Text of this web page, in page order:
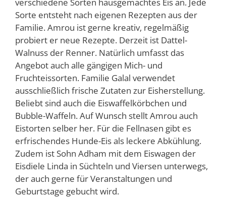
verschiedene Sorten hausgemachtes Eis an. Jede
Sorte entsteht nach eigenen Rezepten aus der
Familie. Amrou ist gerne kreativ, regelmäßig
probiert er neue Rezepte. Derzeit ist Dattel-
Walnuss der Renner. Natürlich umfasst das
Angebot auch alle gängigen Mich- und
Fruchteissorten. Familie Galal verwendet
ausschließlich frische Zutaten zur Eisherstellung.
Beliebt sind auch die Eiswaffelkörbchen und
Bubble-Waffeln. Auf Wunsch stellt Amrou auch
Eistorten selber her. Für die Fellnasen gibt es
erfrischendes Hunde-Eis als leckere Abkühlung.
Zudem ist Sohn Adham mit dem Eiswagen der
Eisdiele Linda in Süchteln und Viersen unterwegs,
der auch gerne für Veranstaltungen und
Geburtstage gebucht wird.